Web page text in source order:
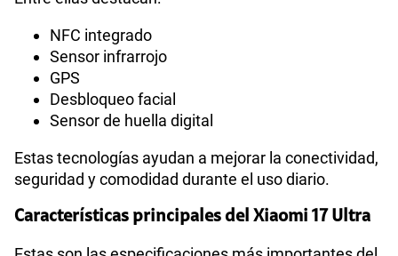
NFC integrado
Sensor infrarrojo
GPS
Desbloqueo facial
Sensor de huella digital
Estas tecnologías ayudan a mejorar la conectividad,
seguridad y comodidad durante el uso diario.
Características principales del Xiaomi 17 Ultra